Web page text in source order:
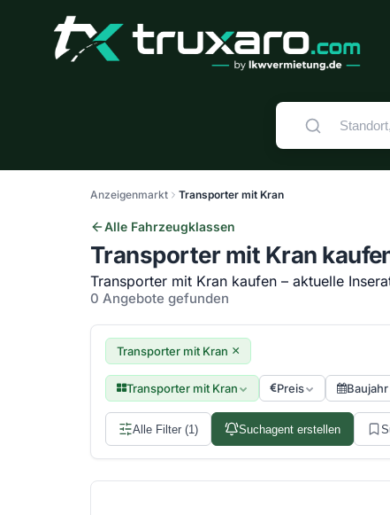
Anzeigenmarkt Transporter mit Kran
Alle Fahrzeugklassen
Transporter mit Kran
Transporter mit Kran kaufen – aktuelle
0 Angebote gefunden
Transporter mit Kran ×
Transporter mit Kran Preis Baujahr
Alle Filter (1) Suchagent erstellen